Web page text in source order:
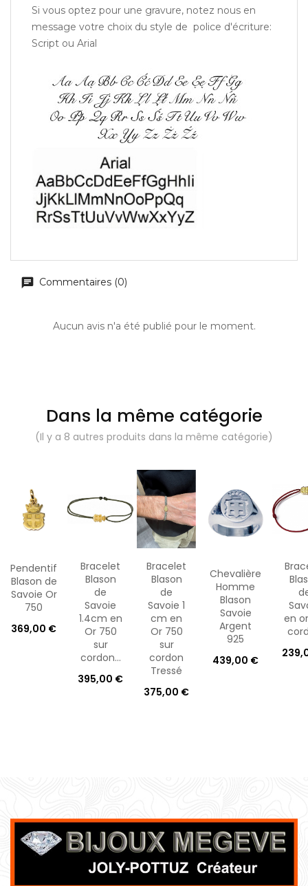
Si vous optez pour une gravure, notez nous en
message votre choix du style de police d'écriture:
Script ou Arial
Commentaires (0)
Aucun avis n'a été publié pour le moment.
Dans la même catégorie
(Il y a 8 autres produits dans la même catégorie)
Pendentif
Blason de
Savoie Or
750
369,00 €
Bracelet
Blason
de
Savoie
1.4cm en
Or 750
sur
cordon...
395,00 €
Bracelet
Blason
de
Savoie 1
cm en
Or 750
sur
cordon
Tressé
375,00 €
Chevalière
Homme
Blason
Savoie
Argent
925
439,00 €
en